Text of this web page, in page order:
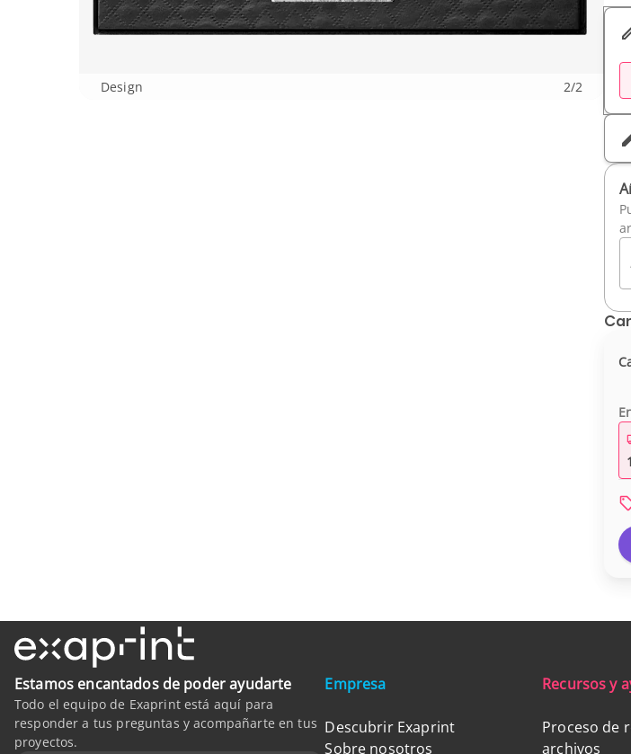
Design 2/2
Estamos encantados de poder ayudarte
Todo el equipo de Exaprint está aquí para
responder a tus preguntas y acompañarte en tus
proyectos.
Empresa
Descubrir Exaprint
Sobre nosotros
Recursos y
Proceso de
archivos